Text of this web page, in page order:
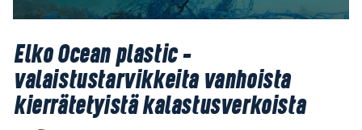
Elko Ocean plastic –
valaistustarvikkeita vanhoista
kierrätetyistä kalastusverkoista